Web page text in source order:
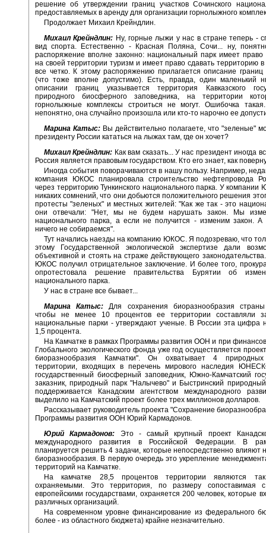
решение об утверждении границ участков Сочинского
предоставляемых в аренду для организации горнолыжного
Продолжает Михаил Крейндлин.
Михаил Крейндлин: Ну, горные лыжи у нас в стране теперь -
вид спорта. Естественно - Красная Поляна, Сочи... ну,
распоряжение вполне законно: национальный парк имеет право
на своей территории туризм и имеет право сдавать территорию в
все четко. К этому распоряжению прилагается описание границ
(что тоже вполне допустимо). Есть, правда, один маленький
описании границ указывается территория Кавказского
природного биосферного заповедника, на территории
горнолыжные комплексы строиться не могут. Ошибочка
непонятно, она случайно произошла или кто-то нарочно ее
Марина Катыс: Вы действительно полагаете, что "зеленые"
президенту России кататься на лыжах там, где он хочет?
Михаил Крейндлин: Как вам сказать... У нас президент иногда
Россия является правовым государством. Кто его знает, как
Иногда события поворачиваются в нашу пользу. Например,
компания ЮКОС планировала строительство нефтепровода
через территорию Тункинского национального парка. У
никаких сомнений, что они добьются положительного решения
протесты "зеленых" и местных жителей: "Как же так - это
они отвечали: "Нет, мы не будем нарушать закон. Мы
национального парка, а если не получится - изменим закон.
ничего не собираемся".
Тут начались наезды на компанию ЮКОС. Я подозреваю, что
этому Государственной экологической экспертизе дали
объективной и стоять на страже действующего
ЮКОС получил отрицательное заключение. И более того,
опротестовала решение правительства Бурятии об
национального парка.
У нас в стране все бывает...
Марина Катыс: Для сохранения биоразнообразия
чтобы не менее 10 процентов ее территории составляли
национальные парки - утверждают ученые. В России эта цифра
1,5 процента.
На Камчатке в рамках Программы развития ООН и при
Глобального экологического фонда уже год осуществляется
биоразнообразия Камчатки". Он охватывает 4
территории, входящих в перечень мирового наследия
государственный биосферный заповедник, Южно-Камчатский
заказник, природный парк "Налычево" и Быстринский
поддерживается Канадским агентством международного
выделило на Камчатский проект более трех миллионов долларов.
Рассказывает руководитель проекта "Сохранение
Программы развития ООН Юрий Кармадонов.
Юрий Кармадонов: Это - самый крупный проект
международного развития в Российской Федерации. В
планируется решить 4 задачи, которые непосредственно влияют
биоразнообразия. В первую очередь это укрепление
территорий на Камчатке.
На камчатке 28,5 процентов территории являются
охраняемыми. Это территория, по размеру сопоставимая
европейскими государствами, охраняется 200 человек, которые
различных организаций.
На современном уровне финансирование из федерального
более - из областного бюджета) крайне незначительно.